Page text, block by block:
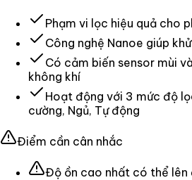
Phạm vi lọc hiệu quả cho
Công nghệ Nanoe giúp
Có cảm biến sensor mùi
không khí
Hoạt động với 3 mức độ
cường, Ngủ, Tự động
Điểm cần cân nhắc
Độ ồn cao nhất có thể lên